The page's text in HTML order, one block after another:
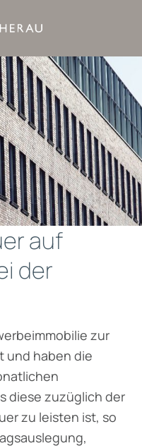
auf
der
zur
und haben die
diese zuzüglich der
zu leisten ist, so